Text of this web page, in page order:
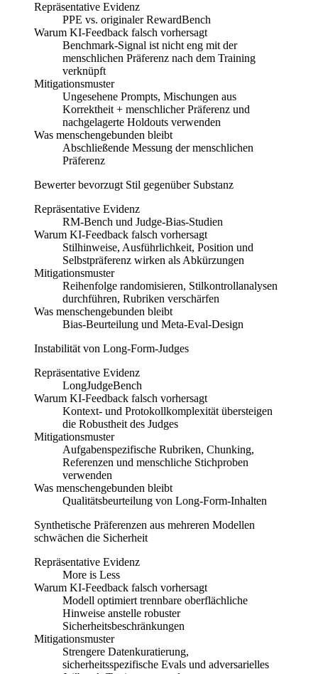
Repräsentative Evidenz
PPE vs. originaler RewardBench
Warum KI-Feedback falsch vorhersagt
Benchmark-Signal ist nicht eng mit der
menschlichen Präferenz nach dem Training
verknüpft
Mitigationsmuster
Ungesehene Prompts, Mischungen aus
Korrektheit + menschlicher Präferenz und
nachgelagerte Holdouts verwenden
Was menschengebunden bleibt
Abschließende Messung der menschlichen
Präferenz
Bewerter bevorzugt Stil gegenüber Substanz
Repräsentative Evidenz
RM-Bench und Judge-Bias-Studien
Warum KI-Feedback falsch vorhersagt
Stilhinweise, Ausführlichkeit, Position und
Selbstpräferenz wirken als Abkürzungen
Mitigationsmuster
Reihenfolge randomisieren, Stilkontrollanalysen
durchführen, Rubriken verschärfen
Was menschengebunden bleibt
Bias-Beurteilung und Meta-Eval-Design
Instabilität von Long-Form-Judges
Repräsentative Evidenz
LongJudgeBench
Warum KI-Feedback falsch vorhersagt
Kontext- und Protokollkomplexität übersteigen
die Robustheit des Judges
Mitigationsmuster
Aufgabenspezifische Rubriken, Chunking,
Referenzen und menschliche Stichproben
verwenden
Was menschengebunden bleibt
Qualitätsbeurteilung von Long-Form-Inhalten
Synthetische Präferenzen aus mehreren Modellen
schwächen die Sicherheit
Repräsentative Evidenz
More is Less
Warum KI-Feedback falsch vorhersagt
Modell optimiert trennbare oberflächliche
Hinweise anstelle robuster
Sicherheitsbeschränkungen
Mitigationsmuster
Strengere Datenkuratierung,
sicherheitsspezifische Evals und adversarielles